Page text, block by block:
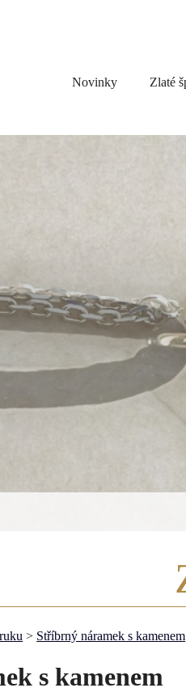
Novinky Zlaté
> Stříbrný náramek s kamenem
s kamenem